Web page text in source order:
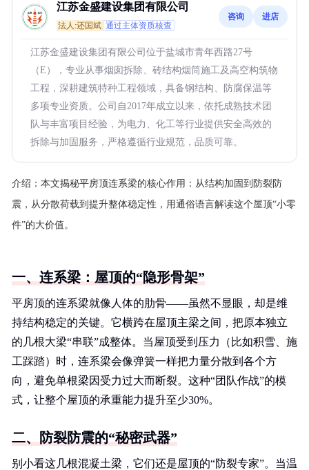
江苏金盛建设集团有限公司
法人:还国斌 通过主体资质核查
咨询 进店
江苏金盛建设集团有限公司位于盐城市青年西路27号
（E），专业从事烟囱拆除、砖结构烟筒施工及高空构筑物
工程，深耕建筑特种工程领域，具备钢结构、防腐保温等
多项专业资质。公司自2017年成立以来，依托成熟技术团
队与丰富项目经验，为电力、化工等行业提供安全高效的
拆除与加固服务，严格遵循行业规范，品质可靠。
介绍： 本文揭秘平房顶连系梁的核心作用：从结构加固到防裂防
震，从分散荷载到提升整体稳定性，用通俗语言解读这个屋顶“小零
件”的大价值。
一、连系梁：屋顶的“隐形骨架”
平房顶的连系梁就像人体的肋骨——虽然不显眼，却是维
持结构稳定的关键。它横跨在屋顶主梁之间，把原本独立
的几根大梁“串联”成整体。当屋顶受到压力（比如积雪、施
工踩踏）时，连系梁会像弹簧一样把力量分散到各个方
向，避免单根梁因受力过大而断裂。这种“团队作战”的模
式，让整个屋顶的承重能力提升至少30%。
二、防裂防震的“秘密武器”
别小看这几根混凝土梁，它们还是屋顶的“防裂专家”。当温